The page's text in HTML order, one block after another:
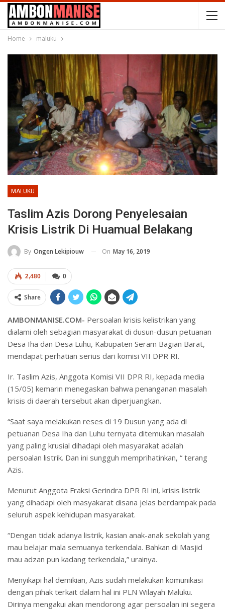
Home maluku
MALUKU
Taslim Azis Dorong Penyelesaian
Krisis Listrik Di Huamual Belakang
By Ongen Lekipiouw On May 16, 2019
0
2,480
Share
AMBONMANISE.COM- Persoalan krisis kelistrikan yang
dialami oleh sebagian masyarakat di dusun-dusun petuanan
Desa Iha dan Desa Luhu, Kabupaten Seram Bagian Barat,
mendapat perhatian serius dari komisi VII DPR RI.
Ir. Taslim Azis, Anggota Komisi VII DPR RI, kepada media
(15/05) kemarin menegaskan bahwa penanganan masalah
krisis di daerah tersebut akan diperjuangkan.
“Saat saya melakukan reses di 19 Dusun yang ada di
petuanan Desa Iha dan Luhu ternyata ditemukan masalah
yang paling krusial dihadapi oleh masyarakat adalah
persoalan listrik. Dan ini sungguh memprihatinkan, “ terang
Azis.
Menurut Anggota Fraksi Gerindra DPR RI ini, krisis listrik
yang dihadapi oleh masyakarat disana jelas berdampak pada
seluruh aspek kehidupan masyarakat.
“Dengan tidak adanya listrik, kasian anak-anak sekolah yang
mau belajar mala semuanya terkendala. Bahkan di Masjid
mau adzan pun kadang terkendala,” urainya.
Menyikapi hal demikian, Azis sudah melakukan komunikasi
dengan pihak terkait dalam hal ini PLN Wilayah Maluku.
Dirinya mengakui akan mendorong agar persoalan ini segera